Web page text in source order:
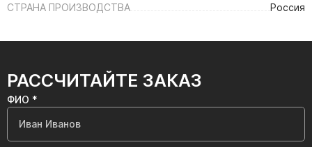
СТРАНА ПРОИЗВОДСТВА
Россия
РАССЧИТАЙТЕ ЗАКАЗ
ФИО *